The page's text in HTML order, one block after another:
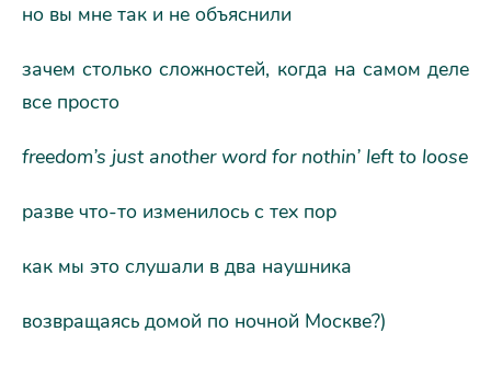
но вы мне так и не объяснили
зачем столько сложностей, когда на самом деле
все просто
freedom’s just another word for nothin’ left to loose
разве что-то изменилось с тех пор
как мы это слушали в два наушника
возвращаясь домой по ночной Москве?)